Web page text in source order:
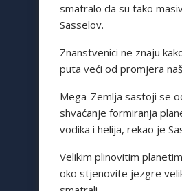
smatralo da su tako
Sasselov.
Znanstvenici ne znaju
puta veći od promjera
Mega-Zemlja sastoji se
shvaćanje formiranja
vodika i helija, rekao je
Velikim plinovitim
oko stjenovite jezgre